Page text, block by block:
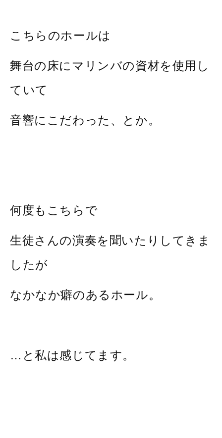
こちらのホールは
舞台の床にマリンバの資材を使用し
ていて
音響にこだわった、とか。
何度もこちらで
生徒さんの演奏を聞いたりしてきま
したが
なかなか癖のあるホール。
…と私は感じてます。